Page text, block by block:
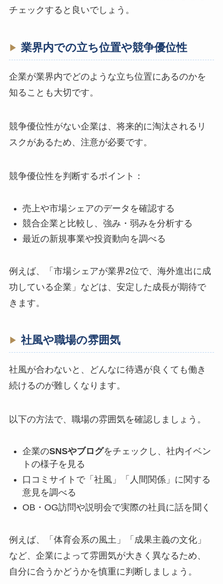
チェックすると良いでしょう。
業界内での立ち位置や競争優位性
企業が業界内でどのような立ち位置にあるのかを
知ることも大切です。
競争優位性がない企業は、将来的に淘汰されるリ
スクがあるため、注意が必要です。
競争優位性を判断するポイント：
売上や市場シェアのデータを確認する
競合企業と比較し、強み・弱みを分析する
最近の新規事業や投資動向を調べる
例えば、「市場シェアが業界2位で、海外進出に成
功している企業」などは、安定した成長が期待で
きます。
社風や職場の雰囲気
社風が合わないと、どんなに待遇が良くても働き
続けるのが難しくなります。
以下の方法で、職場の雰囲気を確認しましょう。
企業のSNSやブログをチェックし、社内イベン
トの様子を見る
口コミサイトで「社風」「人間関係」に関する
意見を調べる
OB・OG訪問や説明会で実際の社員に話を聞く
例えば、「体育会系の風土」「成果主義の文化」
など、企業によって雰囲気が大きく異なるため、
自分に合うかどうかを慎重に判断しましょう。